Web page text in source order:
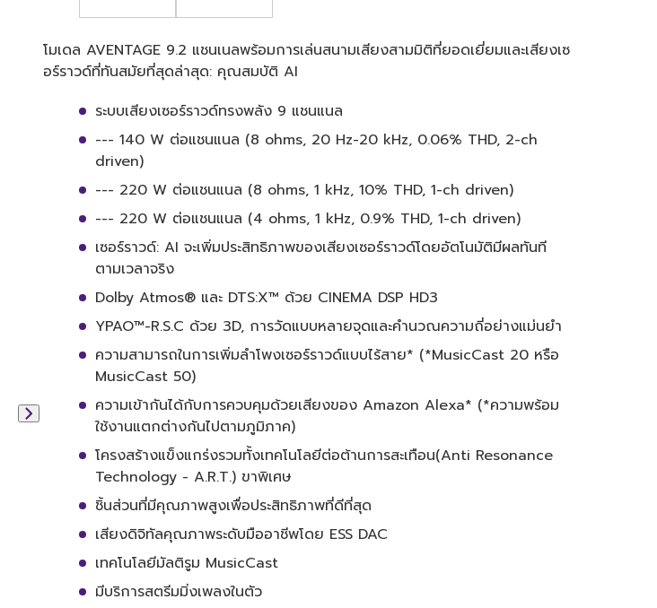
โมเดล AVENTAGE 9.2 แชนเนลพร้อมการเล่นสนามเสียงสามมิติที่ยอดเยี่ยมและเสียงเซ
อร์ราวด์ที่ทันสมัยที่สุดล่าสุด: คุณสมบัติ AI
ระบบเสียงเซอร์ราวด์ทรงพลัง 9 แชนแนล
--- 140 W ต่อแชนแนล (8 ohms, 20 Hz-20 kHz, 0.06% THD, 2-ch
driven)
--- 220 W ต่อแชนแนล (8 ohms, 1 kHz, 10% THD, 1-ch driven)
--- 220 W ต่อแชนแนล (4 ohms, 1 kHz, 0.9% THD, 1-ch driven)
เซอร์ราวด์: AI จะเพิ่มประสิทธิภาพของเสียงเซอร์ราวด์โดยอัตโนมัติมีผลทันที
ตามเวลาจริง
Dolby Atmos® และ DTS:X™ ด้วย CINEMA DSP HD3
YPAO™-R.S.C ด้วย 3D, การวัดแบบหลายจุดและคำนวณความถี่อย่างแม่นยำ
ความสามารถในการเพิ่มลำโพงเซอร์ราวด์แบบไร้สาย* (*MusicCast 20 หรือ
MusicCast 50)
ความเข้ากันได้กับการควบคุมด้วยเสียงของ Amazon Alexa* (*ความพร้อม
ใช้งานแตกต่างกันไปตามภูมิภาค)
โครงสร้างแข็งแกร่งรวมทั้งเทคโนโลยีต่อต้านการสะเทือน(Anti Resonance
Technology - A.R.T.) ขาพิเศษ
ชิ้นส่วนที่มีคุณภาพสูงเพื่อประสิทธิภาพที่ดีที่สุด
เสียงดิจิทัลคุณภาพระดับมืออาชีพโดย ESS DAC
เทคโนโลยีมัลติรูม MusicCast
มีบริการสตรีมมิ่งเพลงในตัว